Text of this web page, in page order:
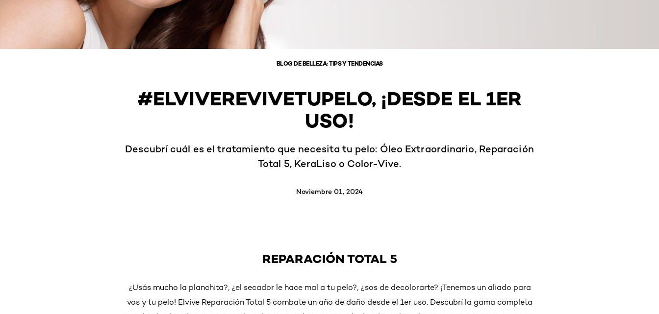
BLOG DE BELLEZA: TIPS Y TENDENCIAS
#ELVIVEREVIVETUPELO, ¡DESDE EL 1ER
USO!
Descubrí cuál es el tratamiento que necesita tu pelo: Óleo Extraordinario, Reparación
Total 5, KeraLiso o Color-Vive.
Noviembre 01, 2024
REPARACIÓN TOTAL 5
¿Usás mucho la planchita?, ¿el secador le hace mal a tu pelo?, ¿sos de decolorarte? ¡Tenemos un aliado para
vos y tu pelo! Elvive Reparación Total 5 combate un año de daño desde el 1er uso. Descubrí la gama completa